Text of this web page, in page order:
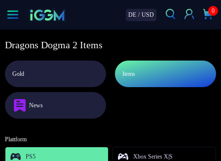
DE / USD
0
Dragons Dogma 2 Items
Gold Items
News
Plattform
PS5 Xbox Series X|S